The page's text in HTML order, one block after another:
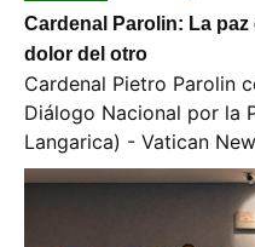
Cardenal Parolin: La paz
dolor del otro
Cardenal Pietro Parolin
Diálogo Nacional por la
Langarica) - Vatican